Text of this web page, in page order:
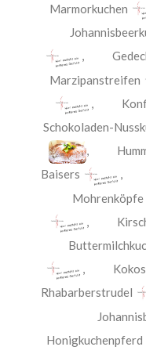
Marmorkuchen
,
Marzipanstreifen
,
Schokoladen-
,
Baisers
,
Mohrenköpfe
,
,
Rhabarberstrudel
Honigkuchenpferd